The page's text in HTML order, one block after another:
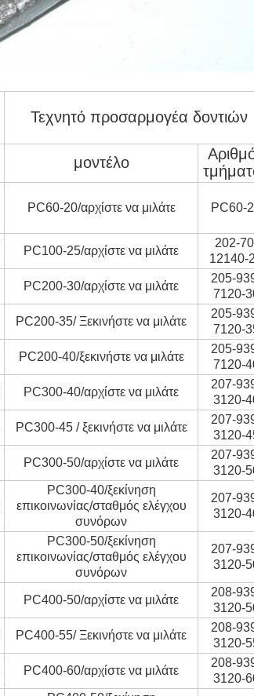
Τεχνητό προσαρμογέα δοντιών
μοντέλο
PC60-20/αρχίστε να μιλάτε PC60-
PC100-25/αρχίστε να μιλάτε
202-
12140-
PC200-30/αρχίστε να μιλάτε
205-
7120-
PC200-35/ Ξεκινήστε να μιλάτε
205-
7120-
PC200-40/ξεκινήστε να μιλάτε
205-
7120-
PC300-40/αρχίστε να μιλάτε
207-
3120-
PC300-45 / ξεκινήστε να μιλάτε
207-
3120-
PC300-50/αρχίστε να μιλάτε
207-
3120-
PC300-40/ξεκίνηση
επικοινωνίας/σταθμός ελέγχου
συνόρων
207-
3120-
PC300-50/ξεκίνηση
επικοινωνίας/σταθμός ελέγχου
συνόρων
207-
3120-
PC400-50/αρχίστε να μιλάτε
208-
3120-
PC400-55/ Ξεκινήστε να μιλάτε
208-
3120-
PC400-60/αρχίστε να μιλάτε
208-
3120-